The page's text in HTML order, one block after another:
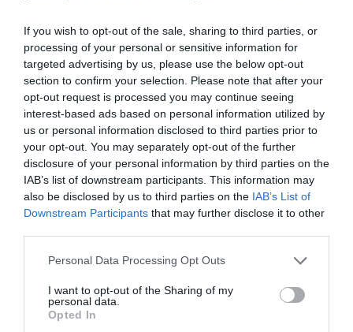
If you wish to opt-out of the sale, sharing to third parties, or
processing of your personal or sensitive information for
targeted advertising by us, please use the below opt-out
section to confirm your selection. Please note that after your
opt-out request is processed you may continue seeing
interest-based ads based on personal information utilized by
us or personal information disclosed to third parties prior to
your opt-out. You may separately opt-out of the further
disclosure of your personal information by third parties on the
IAB’s list of downstream participants. This information may
also be disclosed by us to third parties on the IAB’s List of
Downstream Participants that may further disclose it to other
Please note that this website/app uses one or more Google
not limited to your visit or usage behaviour. You may click to
grant or deny consent to Google and its third-party tags to
use your data for below specified purposes in below Google
Personal Data Processing Opt Outs
I want to opt-out of the Sharing of my
personal data.
Opted In
της Ζωής μας
Οι άνθρωποι, οι αυθεντικές ιστορίες,
το ελληνικό καλοκαίρι και ένας
πολιτισμός που μας ενώνει κάθε μέρα.